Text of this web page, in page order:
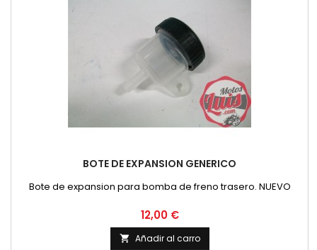
BOTE DE EXPANSION GENERICO
Bote de expansion para bomba de freno trasero. NUEVO
Precio
12,00 €
 Añadir al carro